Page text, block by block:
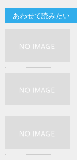
あわせて読みたい